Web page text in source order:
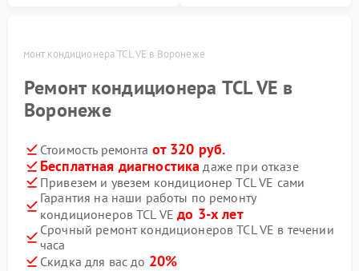
Ремонт кондиционера TCL VE в Воронеже
Ремонт кондиционера TCL VE в
Воронеже
Стоимость ремонта от 320 руб.
Бесплатная диагностика даже при отказе
Привезем и увезем кондиционер TCL VE сами
Гарантия на наши работы по ремонту
кондиционеров TCL VEдо 3-х лет
Срочный ремонт кондиционеров TCL VE в течении
часа
Скидка для вас до 20%